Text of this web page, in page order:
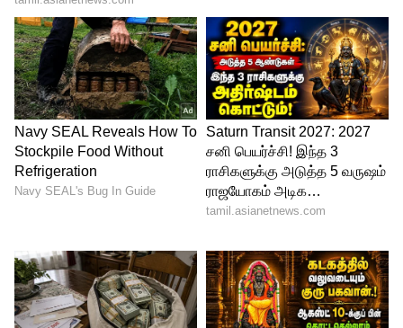
தேர்வு எழுதிக்காத்திருப்பவர்களுக்கு
சாதகமான முடிவுகள் வரும். அரசியலில்
இருப்பவர்களுக்கும், உயர் பதவிகளில்
இருப்பவர்களுக்கும் புதிய பொறுப்புகளும்,
மக்கள் மத்தியில் செல்வாக்கும் உயரும்.
2. புதிய தொழில் தொடங்குபவர்களுக்குப்
பிரகாசமான வாய்ப்பு
இதுவரை தொழிலில்
சந்தித்தவர்களுக்கு இந்தச் சேர்க்கை ஒரு
திருப்புமுனை. வியாபார உத்திகள்
தலைகீழாக மாறி, புதிய முதலீடுகள் மூலம்